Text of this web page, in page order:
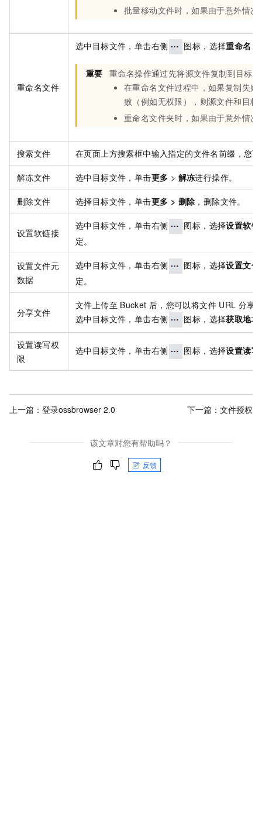
批量移动文件时，如果由于意外情
重命名文件
选中目标文件，单击右侧 图标，选择重命名
重要 重命名操作通过先将源文件复制到目标
在重命名文件过程中，如果复制失
败（例如无权限），则源文件和目
重命名文件夹时，如果由于意外情
搜索文件 在页面上方搜索框中输入指定的文件名前缀，您
解冻文件 选中目标文件，单击更多 > 解冻进行操作。
删除文件 选择目标文件，单击更多 > 删除 ，删除文件。
设置软链接
选中目标文件，单击右侧 图标，选择设置软链
定。
设置文件元
数据
选中目标文件，单击右侧 图标，选择设置文
定。
分享文件
文件上传至 Bucket 后，您可以将文件 URL 分享
选中目标文件，单击右侧
图标，选择获取地址
设置读写权
限
选中目标文件，单击右侧 图标，选择设置读写
上一篇： 登录ossbrowser 2.0 下一篇： 文件授权
该文章对您有帮助吗？
反馈